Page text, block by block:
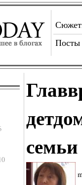
Посты
семьи